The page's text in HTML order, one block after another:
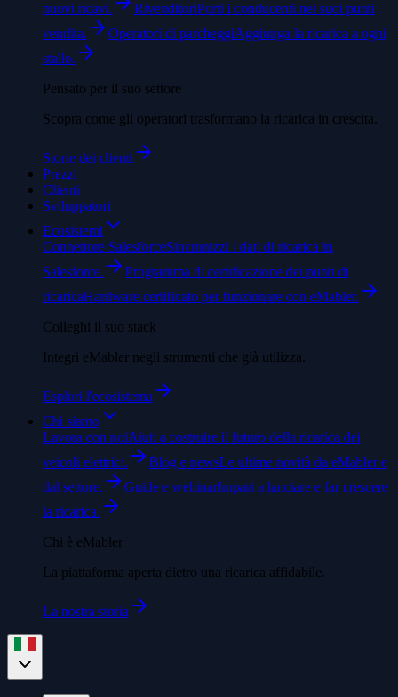
nuovi ricavi.
RivenditoriPorti i conducenti nei suoi punti
vendita.
Operatori di parcheggiAggiunga la ricarica a ogni
stallo.
Pensato per il suo settore
Scopra come gli operatori trasformano la ricarica in crescita.
Storie dei clienti
Prezzi
Clienti
Sviluppatori
Ecosistemi
Connettore SalesforceSincronizzi i dati di ricarica in
Salesforce.
Programma di certificazione dei punti di
ricaricaHardware certificato per funzionare con eMabler.
Colleghi il suo stack
Integri eMabler negli strumenti che già utilizza.
Esplori l'ecosistema
Chi siamo
Lavora con noiAiuti a costruire il futuro della ricarica dei
veicoli elettrici.
Blog e newsLe ultime novità da eMabler e
dal settore.
Guide e webinarImpari a lanciare e far crescere
la ricarica.
Chi è eMabler
La piattaforma aperta dietro una ricarica affidabile.
La nostra storia